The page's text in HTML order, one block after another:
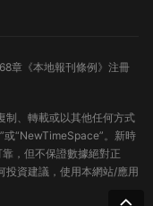
章《本地報刊條例》注冊
制、轉載或以其他任何方式
或“NewTimeSpace”。新時
，但不保證數據絕對正
投資建議，使用本網站/應用